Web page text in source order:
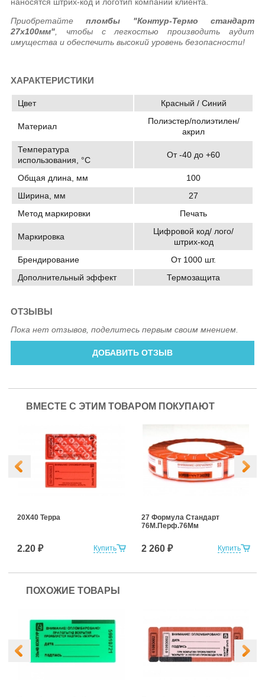
наносятся штрих-код и логотип компании клиента.
Приобретайтепломбы "Контур-Термо стандарт
27х100мм", чтобы с легкостью производить аудит
имущества и обеспечить высокий уровень безопасности!
ХАРАКТЕРИСТИКИ
Цвет Красный / Синий
Материал
Полиэстер/полиэтилен/
акрил
Температура
использования, °C
От -40 до +60
Общая длина, мм
100
Ширина, мм
27
Метод маркировки
Печать
Маркировка
Цифровой код/ лого/
штрих-код
Брендирование
От 1000 шт.
Дополнительный эффект
Термозащита
ОТЗЫВЫ
Пока нет отзывов, поделитесь первым своим мнением.
ДОБАВИТЬ ОТЗЫВ
ВМЕСТЕ С ЭТИМ ТОВАРОМ ПОКУПАЮТ
Купить
20Х40 Терра
2.20 ₽ Купить
27 Формула Стандарт
76М.Перф.76Мм
2 260 ₽
ПОХОЖИЕ ТОВАРЫ